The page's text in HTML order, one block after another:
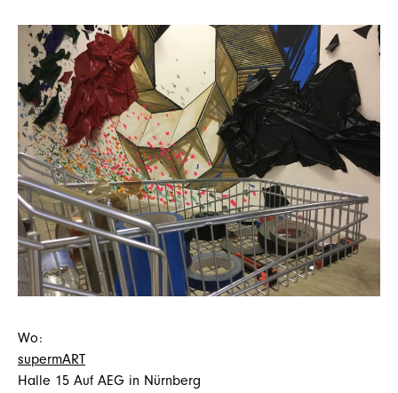
Wo:
supermART
Halle 15 Auf AEG in Nürnberg